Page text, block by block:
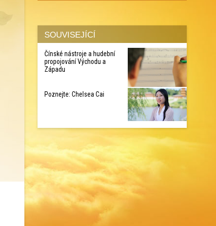
SOUVISEJÍCÍ
Čínské nástroje a hudební
propojování Východu a
Západu
Poznejte: Chelsea Cai